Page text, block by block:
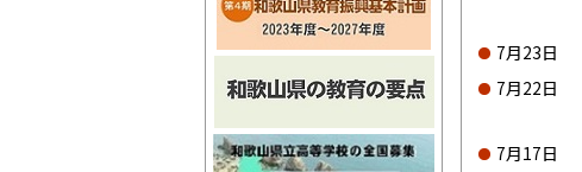
7月23日
7月22日
7月17日